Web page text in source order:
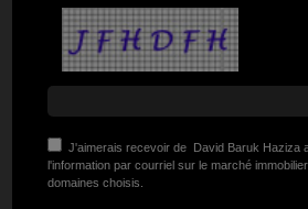
J'aimerais recevoir de David Baruk Haziza
l'information par courriel sur le marché
domaines choisis.